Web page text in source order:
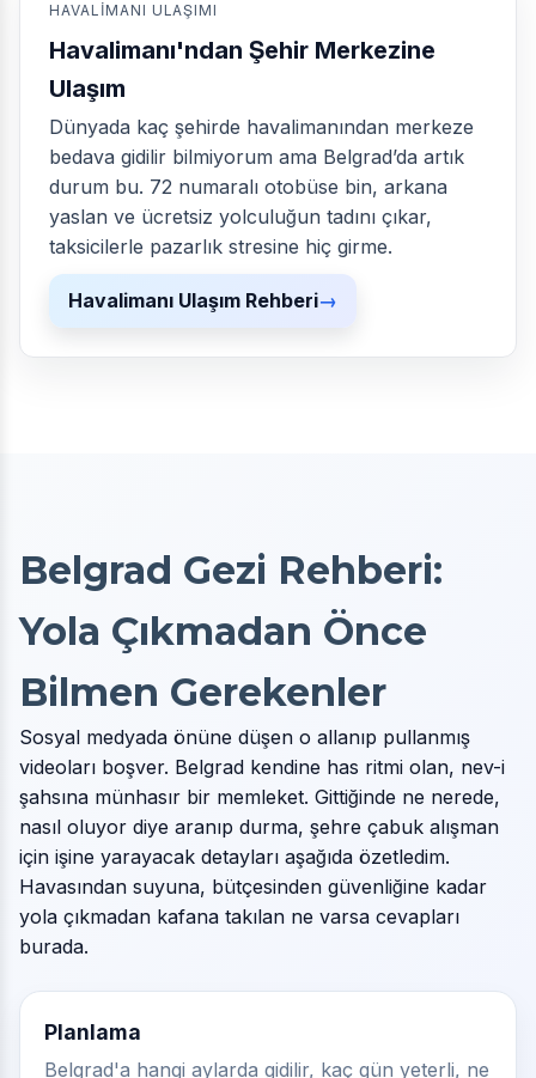
HAVALIMANI ULAŞIMI
Havalimanı'ndan Şehir Merkezine
Ulaşım
Dünyada kaç şehirde havalimanından merkeze
bedava gidilir bilmiyorum ama Belgrad’da artık
durum bu. 72 numaralı otobüse bin, arkana
yaslan ve ücretsiz yolculuğun tadını çıkar,
taksicilerle pazarlık stresine hiç girme.
Havalimanı Ulaşım Rehberi
Belgrad Gezi Rehberi:
Yola Çıkmadan Önce
Bilmen Gerekenler
Sosyal medyada önüne düşen o allanıp pullanmış
videoları boşver. Belgrad kendine has ritmi olan, nev-i
şahsına münhasır bir memleket. Gittiğinde ne nerede,
nasıl oluyor diye aranıp durma, şehre çabuk alışman
için işine yarayacak detayları aşağıda özetledim.
Havasından suyuna, bütçesinden güvenliğine kadar
yola çıkmadan kafana takılan ne varsa cevapları
burada.
Planlama
Belgrad'a hangi aylarda gidilir, kaç gün yeterli, ne